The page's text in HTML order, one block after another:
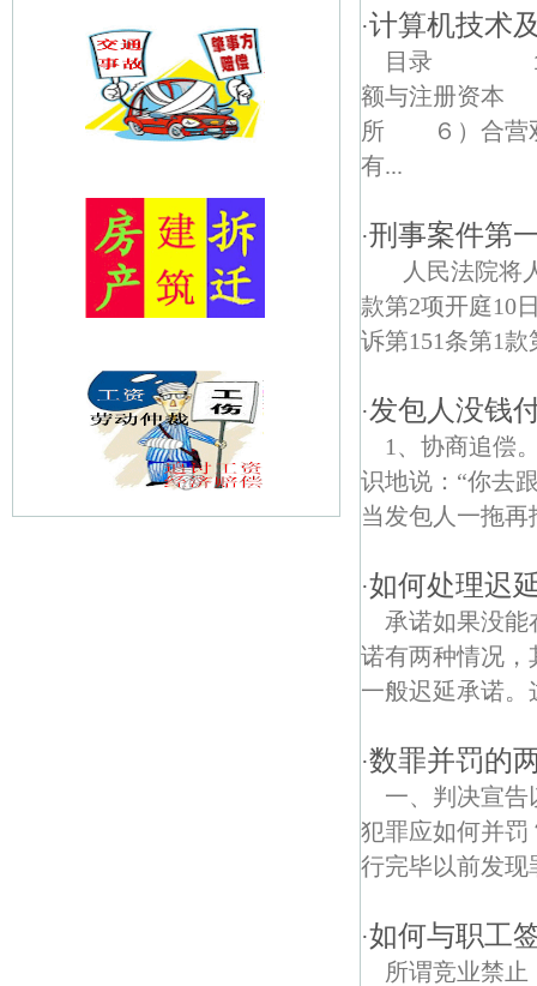
·计算机技术
目录 １）
额与注册资本
所 ６）合营
有...
·刑事案件第
人民法院将
款第2项开庭10
诉第151条第1
·发包人没钱
1、协商追偿
识地说：“你去
当发包人一拖
·如何处理迟
承诺如果没
诺有两种情况
一般迟延承诺
·数罪并罚的
一、判决宣
犯罪应如何并罚
行完毕以前发现
·如何与职工
所谓竞业禁